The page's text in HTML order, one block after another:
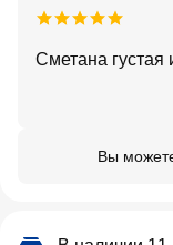
Сметана густая
Вы